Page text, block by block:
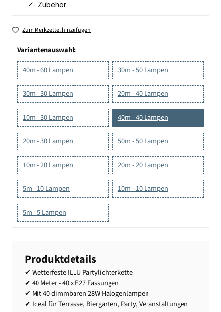
Zubehör
Zum Merkzettel hinzufügen
Variantenauswahl:
40m - 60 Lampen
30m - 50 Lampen
30m - 30 Lampen 20m - 40 Lampen
10m - 30 Lampen 40m - 40 Lampen
20m - 30 Lampen 50m - 50 Lampen
10m - 20 Lampen 20m - 20 Lampen
5m - 10 Lampen 10m - 10 Lampen
5m - 5 Lampen
Produktdetails
✔ Wetterfeste ILLU Partylichterkette
✔ 40 Meter - 40 x E27 Fassungen
✔ Mit 40 dimmbaren 28W Halogenlampen
✔ Ideal für Terrasse, Biergarten, Party, Veranstaltungen